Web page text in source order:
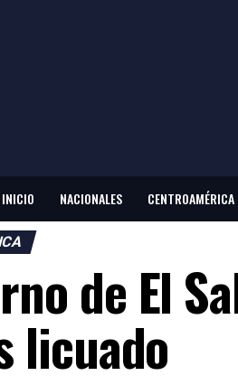
INICIO NACIONALES CENTROAMÉRICA
de El
licuado